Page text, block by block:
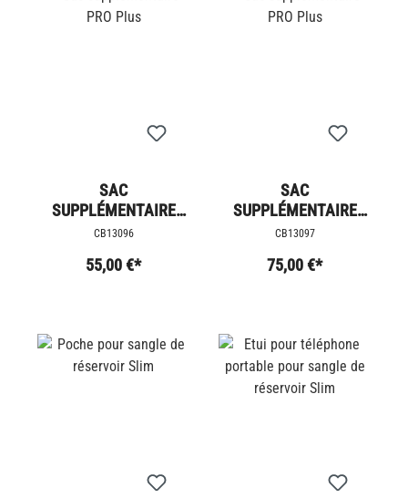
SAC
SUPPLÉMENTAIRE
PRO PLUS
CB13096
55,00 €*
SAC
SUPPLÉMENTAIRE
PRO PLUS
CB13097
75,00 €*